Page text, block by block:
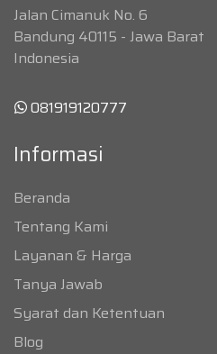
Jalan Cimanuk No. 6
Bandung 40115 - Jawa Barat
Indonesia
081919120777
Informasi
Beranda
Tentang Kami
Layanan & Harga
Tanya Jawab
Syarat dan Ketentuan
Blog